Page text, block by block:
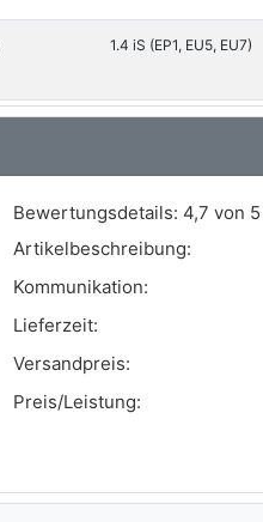
1.4 iS (EP1, EU5, EU7)
1.7 CTDi (EP4, EU9)
1.4 (ES4)
1.6 (ES5)
Bewertungsdetails: 4,7 von 5
Artikelbeschreibung:
Kommunikation:
Lieferzeit:
Versandpreis:
Preis/Leistung: